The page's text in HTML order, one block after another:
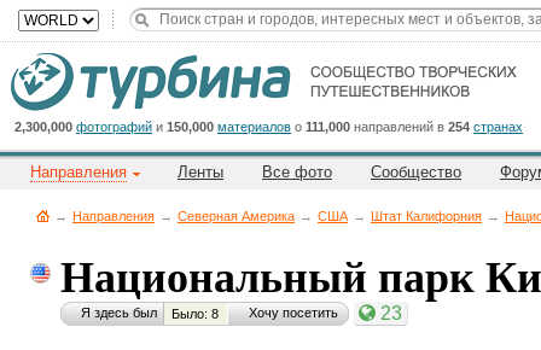
2,300,000 фотографий и 150,000 материалов о 111,000 направлений в 254 странах
Направления Ленты Все фото Сообщество
→ Направления → Северная Америка → CША → Штат Калифорния →
Национальный парк
Я здесь был Было: 8 Хочу посетить 23
Cейчас
на
сайте:
Title
Button